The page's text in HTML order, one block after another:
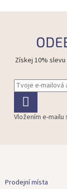
Získej 10%
Vložením e-mailu
Prodejní místa